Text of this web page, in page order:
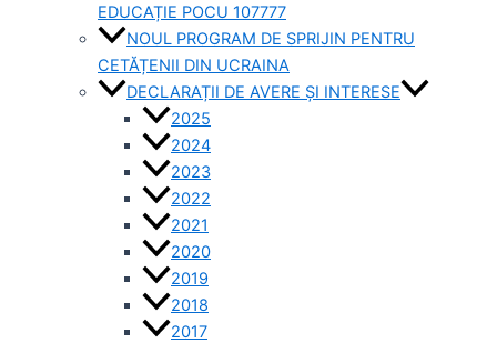
EDUCAȚIE POCU 107777
NOUL PROGRAM DE SPRIJIN PENTRU
CETĂȚENII DIN UCRAINA
DECLARAȚII DE AVERE ȘI INTERESE
2025
2024
2023
2022
2021
2020
2019
2018
2017